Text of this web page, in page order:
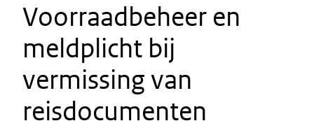
Voorraadbeheer en
meldplicht bij
vermissing van
reisdocumenten